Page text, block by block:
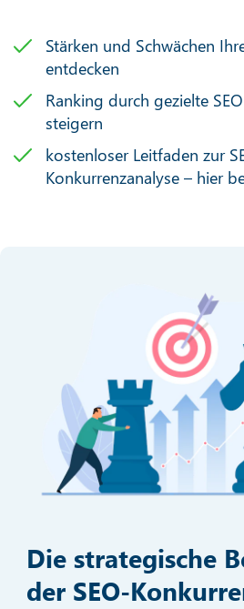
Stärken und Schwächen
entdecken
Ranking durch gezielte
steigern
kostenloser Leitfaden zur
Konkurrenzanalyse – hier
Die strategische
der SEO-